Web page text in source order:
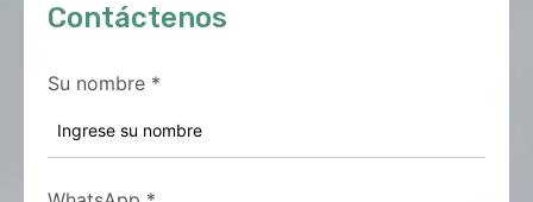
Contáctenos
Su nombre *